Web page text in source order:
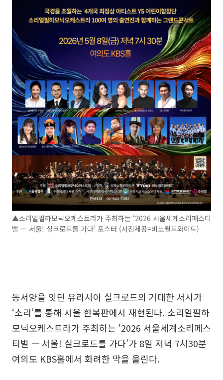
▲소리얼필하모닉오케스트라가 주최하는 ‘2026 서울세계소리페스티
벌 — 서울! 실크로드를 가다’ 포스터 (사진제공=비노월드와이드)
동서양을 잇던 유라시아 실크로드의 거대한 서사가
‘소리’를 통해 서울 한복판에서 재현된다. 소리얼필하
모닉오케스트라가 주최하는 ‘2026 서울세계소리페스
티벌 — 서울! 실크로드를 가다’가 8일 저녁 7시30분
여의도 KBS홀에서 화려한 막을 올린다.